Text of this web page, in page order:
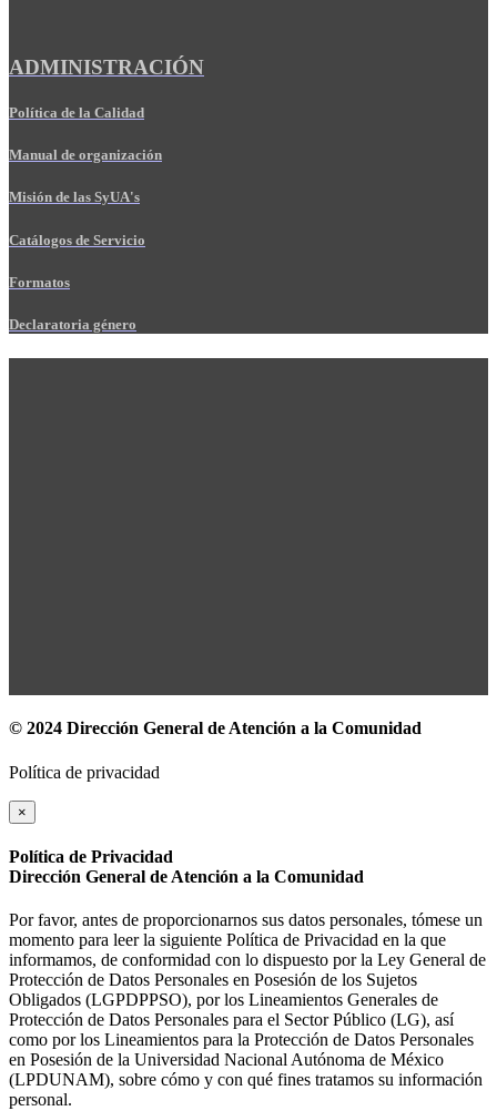
ADMINISTRACIÓN
Política de la Calidad
Manual de organización
Misión de las SyUA's
Catálogos de Servicio
Formatos
Declaratoria género
© 2024 Dirección General de Atención a la Comunidad
Política de privacidad
×
Política de Privacidad
Dirección General de Atención a la Comunidad
Por favor, antes de proporcionarnos sus datos personales, tómese un
momento para leer la siguiente Política de Privacidad en la que
informamos, de conformidad con lo dispuesto por la Ley General de
Protección de Datos Personales en Posesión de los Sujetos
Obligados (LGPDPPSO), por los Lineamientos Generales de
Protección de Datos Personales para el Sector Público (LG), así
como por los Lineamientos para la Protección de Datos Personales
en Posesión de la Universidad Nacional Autónoma de México
(LPDUNAM), sobre cómo y con qué fines tratamos su información
personal.